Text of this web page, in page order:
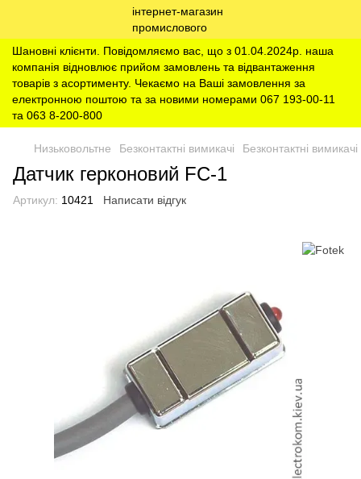
Шановні клієнти. Повідомляємо вас, що з 01.04.2024р. наша
компанія відновлює прийом замовлень та відвантаження
товарів з асортименту. Чекаємо на Ваші замовлення за
електронною поштою та за новими номерами 067 193-00-11
та 063 8-200-800
Низьковольтне Безконтактні вимикачі Безконтактні
Датчик герконовий FC-1
Артикул: 10421 Написати відгук